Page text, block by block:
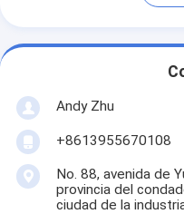
Andy Zhu
+8613955670108
No. 88, avenida de
provincia del
ciudad de la